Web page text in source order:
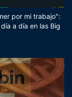
por mi trabajo":
a día en las Big